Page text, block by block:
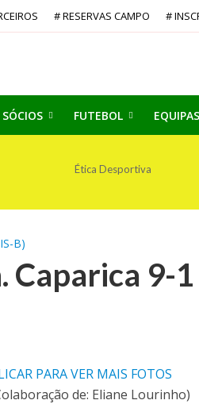
# RESERVAS CAMPO #
SÓCIOS FUTEBOL
Ética Desportiva
B)
Caparica 9-
PARA VER MAIS FOTOS
de: Eliane Lourinho)